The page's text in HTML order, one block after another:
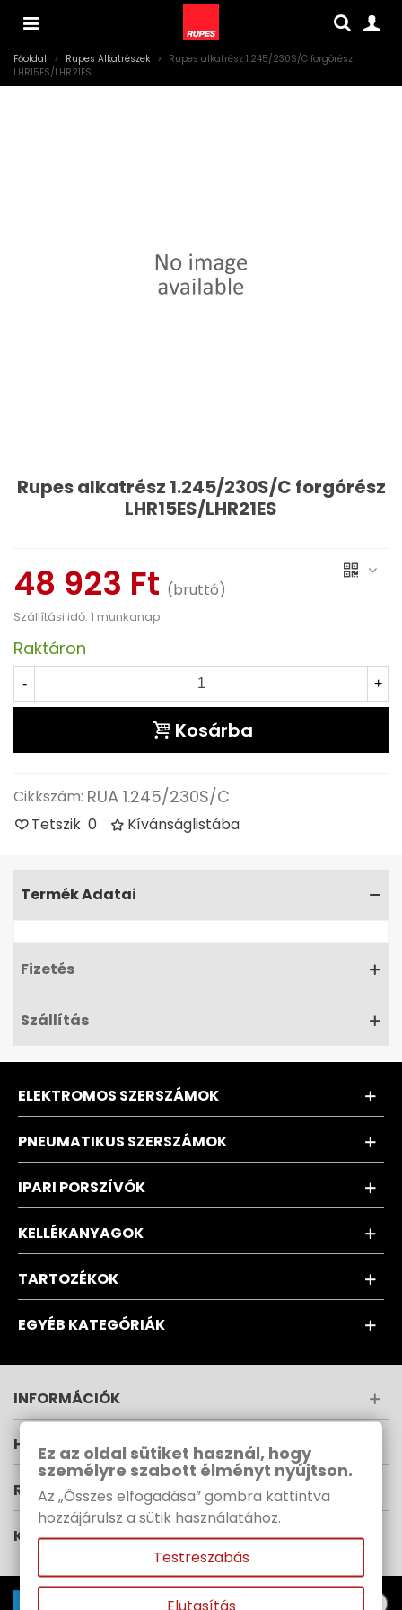
Főoldal > Rupes Alkatrészek > Rupes alkatrész 1.245/230S/C forgórész
LHR15ES/LHR21ES
Rupes alkatrész 1.245/230S/C forgórész
LHR15ES/LHR21ES
48 923 Ft (bruttó)
Szállítási idő: 1 munkanap
Raktáron
- +
Kosárba
Cikkszám: RUA 1.245/230S/C
Tetszik 0 Kívánságlistába
Termék Adatai
Fizetés
Szállítás
ELEKTROMOS SZERSZÁMOK
PNEUMATIKUS SZERSZÁMOK
IPARI PORSZÍVÓK
KELLÉKANYAGOK
TARTOZÉKOK
EGYÉB KATEGÓRIÁK
INFORMÁCIÓK
HÍRLEVÉL
RUPES MAGYARORSZÁG
KÖVESS MINKET
Ez az oldal sütiket használ, hogy
személyre szabott élményt nyújtson.
Az „Összes elfogadása” gombra kattintva
hozzájárulsz a sütik használatához.
Testreszabás
Elutasítás